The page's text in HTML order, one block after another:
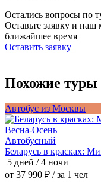
Остались вопросы по
Оставьте заявку и наш
ближайшее время
Оставить заявку
Похожие туры
Автобус из Москвы
Весна-Осень
Автобусный
Беларусь в красках:
5 дней / 4 ночи
от 37 990 ₽ / за 1 чел